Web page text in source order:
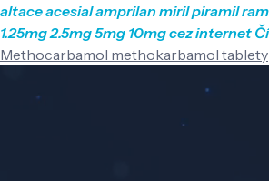
altace acesial amprilan miril piramil
1.25mg 2.5mg 5mg 10mg cez internet
Methocarbamol methokarbamol tablety